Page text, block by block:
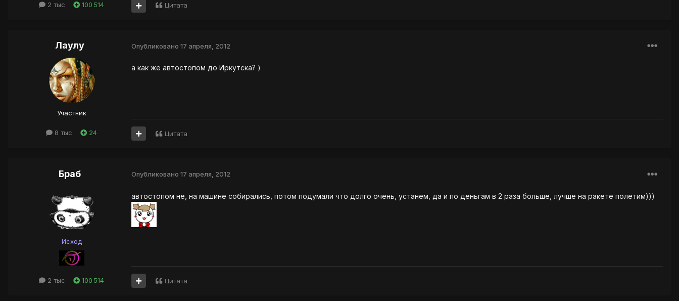
2 тыс 100 514 Цитата
Лаулу
Участник
8 тыс 24
Опубликовано 17 апреля, 2012
а как же автостопом до Иркутска? )
Цитата
Браб
Исход
2 тыс 100 514
Опубликовано 17 апреля, 2012
автостопом не, на машине собирались, потом подумали что долго очень, устанем, да и по деньгам в 2 раза больше, лучше на ракете полетим)))
Цитата